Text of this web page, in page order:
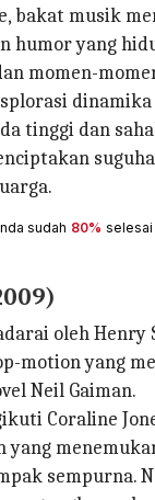
bakat musik
humor yang
momen-
tinggi dan
sudah 80% selesai
oleh Henry
motion yang
Neil Gaiman.
Coraline
yang
sempurna.